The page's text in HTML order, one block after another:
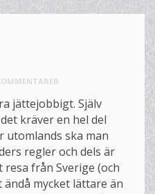
jättejobbigt. Själv
kräver en hel del
utomlands ska man
regler och dels är
från Sverige (och
ändå mycket lättare än